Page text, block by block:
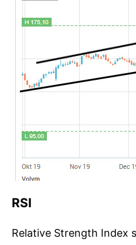
RSI
Relative Strength Index